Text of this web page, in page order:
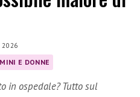
2026
E DONNE
in ospedale? Tutto sul